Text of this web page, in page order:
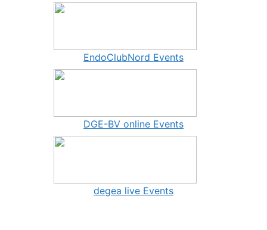
EndoClubNord Events
DGE-BV online Events
degea live Events